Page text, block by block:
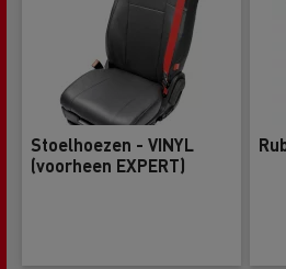
Stoelhoezen - VINYL
(voorheen EXPERT)